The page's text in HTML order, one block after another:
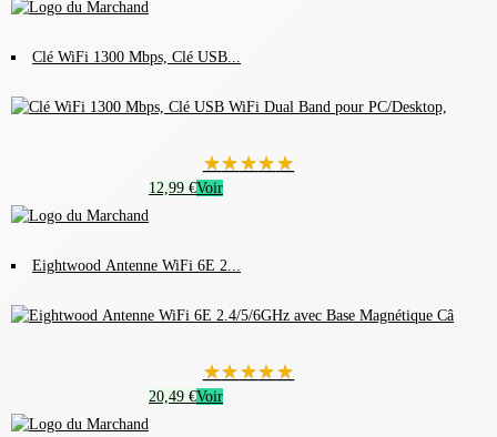
Clé WiFi 1300 Mbps, Clé USB...
★★★★★
12,99 €Voir
Eightwood Antenne WiFi 6E 2...
★★★★★
20,49 €Voir